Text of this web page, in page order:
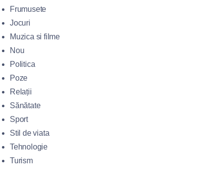
Frumusete
Jocuri
Muzica si filme
Nou
Politica
Poze
Relații
Sănătate
Sport
Stil de viata
Tehnologie
Turism